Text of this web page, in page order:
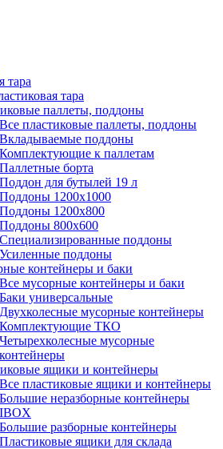
тара
тара
паллеты, поддоны
Все пластиковые паллеты, поддоны
Вкладываемые поддоны
Комплектующие к паллетам
Паллетные борта
Поддон для бутылей 19 л
Поддоны 1200х1000
Поддоны 1200х800
Поддоны 800х600
Специализированные поддоны
Усиленные поддоны
контейнеры и баки
Все мусорные контейнеры и баки
Баки универсальные
Двухколесные мусорные контейнеры
Комплектующие ТКО
Четырехколесные мусорные
контейнеры
ящики и контейнеры
Все пластиковые ящики и контейнеры
Большие неразборные контейнеры
IBOX
Большие разборные контейнеры
Пластиковые ящики для склада